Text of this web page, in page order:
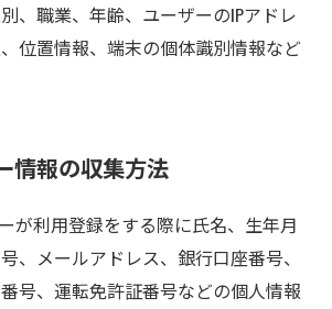
、職業、年齢、ユーザーのIPアドレ
位置情報、端末の個体識別情報など
情報の収集方法
が利用登録をする際に氏名、生年月
、メールアドレス、銀行口座番号、
号、運転免許証番号などの個人情報